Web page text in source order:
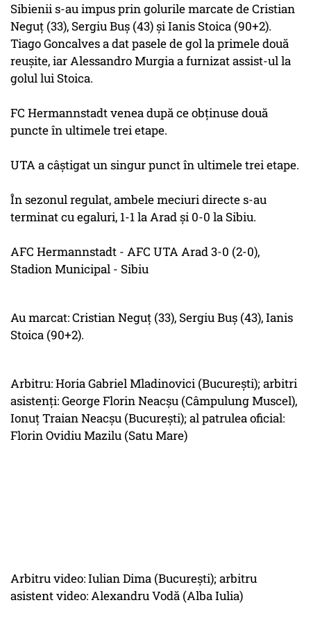
Sibienii s-au impus prin golurile marcate de Cristian
Neguţ (33), Sergiu Buş (43) şi Ianis Stoica (90+2).
Tiago Goncalves a dat pasele de gol la primele două
reuşite, iar Alessandro Murgia a furnizat assist-ul la
golul lui Stoica.
FC Hermannstadt venea după ce obţinuse două
puncte în ultimele trei etape.
UTA a câştigat un singur punct în ultimele trei etape.
În sezonul regulat, ambele meciuri directe s-au
terminat cu egaluri, 1-1 la Arad şi 0-0 la Sibiu.
AFC Hermannstadt - AFC UTA Arad 3-0 (2-0),
Stadion Municipal - Sibiu
Au marcat: Cristian Neguţ (33), Sergiu Buş (43), Ianis
Stoica (90+2).
Arbitru: Horia Gabriel Mladinovici (Bucureşti); arbitri
asistenţi: George Florin Neacşu (Câmpulung Muscel),
Ionuţ Traian Neacşu (Bucureşti); al patrulea oficial:
Florin Ovidiu Mazilu (Satu Mare)
Arbitru video: Iulian Dima (Bucureşti); arbitru
asistent video: Alexandru Vodă (Alba Iulia)